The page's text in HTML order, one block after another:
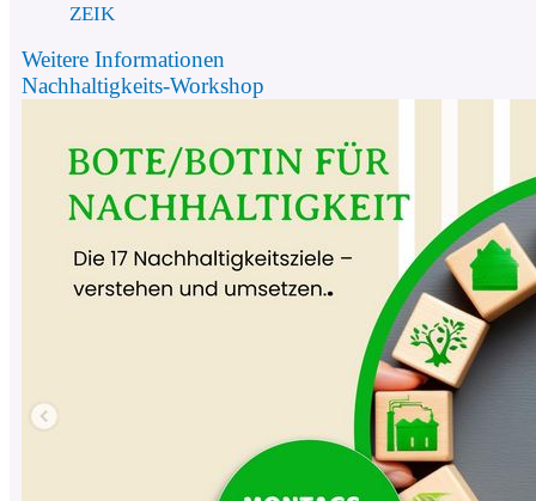
ZEIK
Weitere Informationen
Nachhaltigkeits-Workshop